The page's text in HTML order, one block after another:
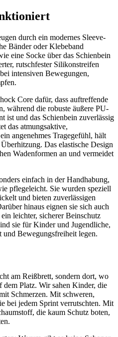
durch ein modernes Sleeve-
Bänder oder Klebeband
eine Socke über das Schienbein
rutschfester Silikonstreifen
intensiven Bewegungen,
Core dafür, dass auftreffende
während die robuste äußere PU-
ist und das Schienbein zuverlässig
das atmungsaktive,
angenehmes Tragegefühl, hält
Das elastische Design
Wadenformen an und vermeidet
einfach in der Handhabung,
pflegeleicht. Sie wurden speziell
und bieten zuverlässigen
hinaus eignen sie sich auch
leichter, sicherer Beinschutz
sie für Kinder und Jugendliche,
Bewegungsfreiheit legen.
am Reißbrett, sondern dort, wo
Platz. Wir sahen Kinder, die
Schmerzen. Mit schweren,
bei jedem Sprint verrutschten. Mit
die kaum Schutz boten,